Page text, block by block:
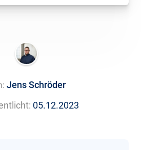
Jens Schröder
05.12.2023